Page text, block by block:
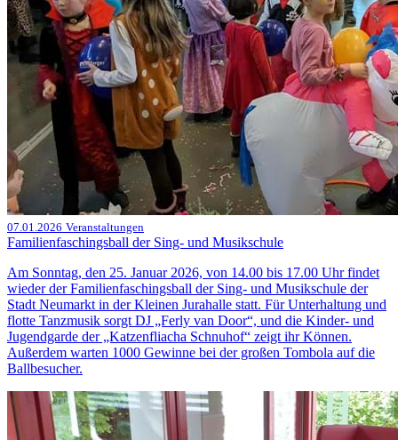
07.01.2026 Veranstaltungen
Familienfaschingsball der Sing- und Musikschule
Am Sonntag, den 25. Januar 2026, von 14.00 bis 17.00 Uhr findet
wieder der Familienfaschingsball der Sing- und Musikschule der
Stadt Neumarkt in der Kleinen Jurahalle statt. Für Unterhaltung und
flotte Tanzmusik sorgt DJ „Ferly van Door“, und die Kinder- und
Jugendgarde der „Katzenfliacha Schnuhof“ zeigt ihr Können.
Außerdem warten 1000 Gewinne bei der großen Tombola auf die
Ballbesucher.